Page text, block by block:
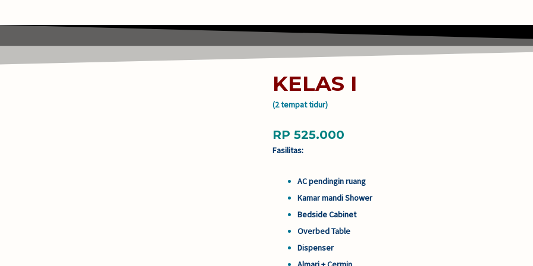
KELAS I
(2 tempat tidur)
RP 525.000
Fasilitas:
AC pendingin ruang
Kamar mandi Shower
Bedside Cabinet
Overbed Table
Dispenser